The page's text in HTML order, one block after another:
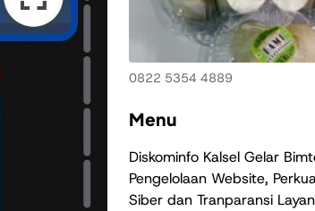
0822 5354 4889
Menu
Diskominfo Kalsel Gelar
Pengelolaan Website,
Siber dan Tranparansi